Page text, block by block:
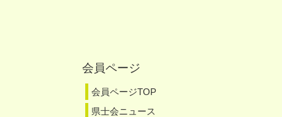
会員ページ
会員ページTOP
県士会ニュース